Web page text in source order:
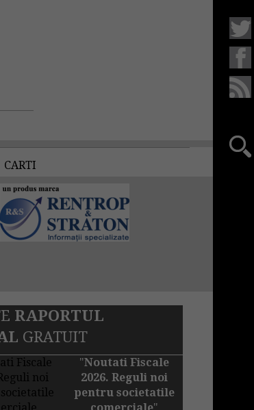
CARTI
RAPORTUL
GRATUIT
"Noutati Fiscale
2026. Reguli noi
pentru societatile